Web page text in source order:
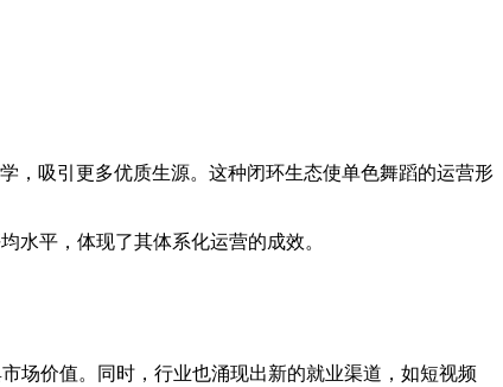
，吸引更多优质生源。这种闭环生态使单色舞蹈的运营形
水平，体现了其体系化运营的成效。
场价值。同时，行业也涌现出新的就业渠道，如短视频